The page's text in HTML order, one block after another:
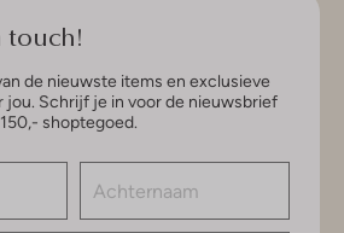
touch!
de nieuwste items en exclusieve
jou. Schrijf je in voor de nieuwsbrief
shoptegoed.